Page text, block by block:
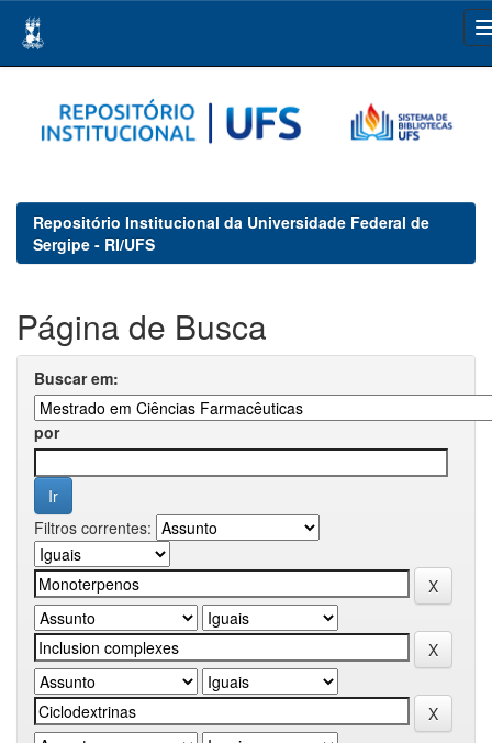
navigation
Repositório Institucional da Universidade Federal de
Sergipe - RI/UFS
Página de Busca
Buscar em:
por
Filtros correntes: